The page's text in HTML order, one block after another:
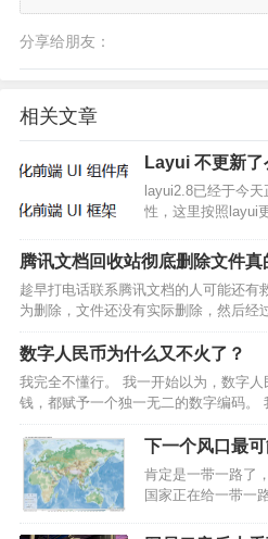
分享给朋友：
相关文章
Layui 不更新了
layui2.8已经于今
性，这里按照layui
#16baaa，在原有
单的构建构建代码
腾讯文档回收站彻底删除文件真
趁早打电话联系腾讯文档的人可能还有
为删除，文件还没有实际删除，然后经
除。这个“一段时间”可长可短，可能是
年，要看腾讯服务器的程序是怎么写的
数字人民币为什么又不火了？
我完全不懂行。 我一开始以为，数字
钱，都赋予一个独一无二的数字编码。
我的存款中随机选取一百个一分钱，组
一百块钱吃饭，它就随机选取一万个一
下一个风口最
肯定是一带一路了
国家正在给一带一